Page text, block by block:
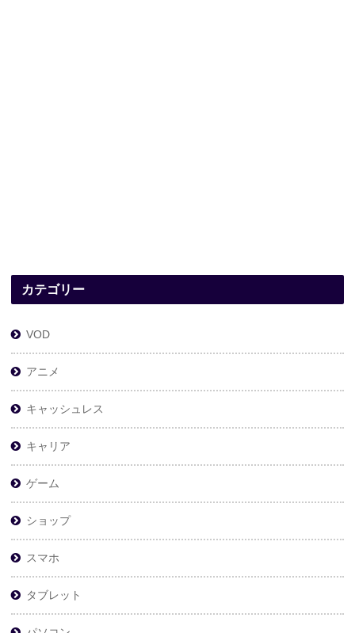
カテゴリー
VOD
アニメ
キャッシュレス
キャリア
ゲーム
ショップ
スマホ
タブレット